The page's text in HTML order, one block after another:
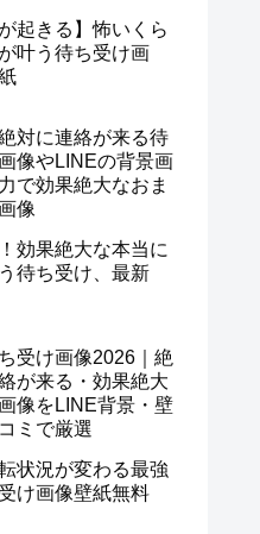
が起きる】怖いくら
叶う待ち受け画
対に連絡が来る待
像やLINEの背景画
で効果絶大なおま
像
効果絶大な本当に
待ち受け、最新
受け画像2026｜絶
が来る・効果絶大
像をLINE背景・壁
ミで厳選
状況が変わる最強
け画像壁紙無料